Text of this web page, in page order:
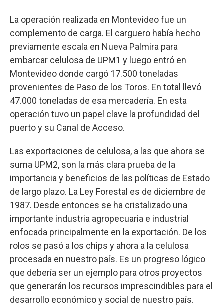
La operación realizada en Montevideo fue un
complemento de carga. El carguero había hecho
previamente escala en Nueva Palmira para
embarcar celulosa de UPM1 y luego entró en
Montevideo donde cargó 17.500 toneladas
provenientes de Paso de los Toros. En total llevó
47.000 toneladas de esa mercadería. En esta
operación tuvo un papel clave la profundidad del
puerto y su Canal de Acceso.
Las exportaciones de celulosa, a las que ahora se
suma UPM2, son la más clara prueba de la
importancia y beneficios de las políticas de Estado
de largo plazo. La Ley Forestal es de diciembre de
1987. Desde entonces se ha cristalizado una
importante industria agropecuaria e industrial
enfocada principalmente en la exportación. De los
rolos se pasó a los chips y ahora a la celulosa
procesada en nuestro país. Es un progreso lógico
que debería ser un ejemplo para otros proyectos
que generarán los recursos imprescindibles para el
desarrollo económico y social de nuestro país.